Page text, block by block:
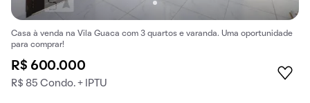
Casa à venda na Vila Guaca com 3 quartos e varanda. Uma oportunidade
para comprar!
R$ 600.000
R$ 85 Condo. + IPTU